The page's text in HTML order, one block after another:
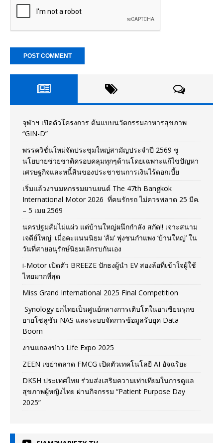
จุฬาฯ เปิดตัวโครงการ ต้นแบบนวัตกรรมอาหารสุขภาพ
“GIN-D”
พรรควิชั่นใหม่จัดประชุมใหญ่สามัญประจำปี 2569 ชู
นโยบายช่วยชาติครอบคลุมทุกๆด้านโดยเฉพาะแก้ไขปัญหา
เศรษฐกิจและหนี้สินของประชาชนการเงินไร้ดอกเบี้ย
เริ่มแล้วงานมหกรรมยานยนต์ The 47th Bangkok
International Motor 2026 ที่คนรักรถ ไม่ควรพลาด 25 มีค.
– 5 เมย.2569
นครปฐมส้มไม่แผ่ว แต่บ้านใหญ่ผนึกกำลัง สกัด!! เจาะสนาม
เจดีย์ใหญ่: เมื่อคะแนนนิยม ‘ส้ม’ พุ่งชนกำแพง ‘บ้านใหญ่’ ใน
วันที่สายอนุรักษ์นิยมเลิกรบกันเอง
i-Motor เปิดตัว BREEZE ปักธงผู้นำ EV สองล้อที่เข้าใจผู้ใช้
ไทยมากที่สุด
Miss Grand International 2025 Final Competition
Synology ยกไทยเป็นศูนย์กลางการเติบโตในอาเซียนรุกข
ยายโซลูชัน NAS และระบบจัดการข้อมูลรับยุค Data
Boom
งานแถลงข่าว Life Expo 2025
ZEEN เขย่าตลาด FMCG เปิดตัวเทคโนโลยี AI อัจฉริยะ
DKSH ประเทศไทย ร่วมส่งเสริมความเท่าเทียมในการดูแล
สุขภาพผู้หญิงไทย ผ่านกิจกรรม “Patient Purpose Day
2025”